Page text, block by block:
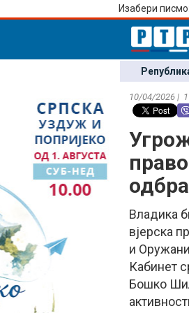
Изабери писмо:
10/04/2026 |
Владика
вјерска
и
Кабинет
Бошко